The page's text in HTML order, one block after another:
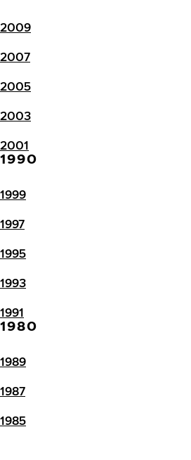
2009
2007
2005
2003
2001
1990
1999
1997
1995
1993
1991
1980
1989
1987
1985